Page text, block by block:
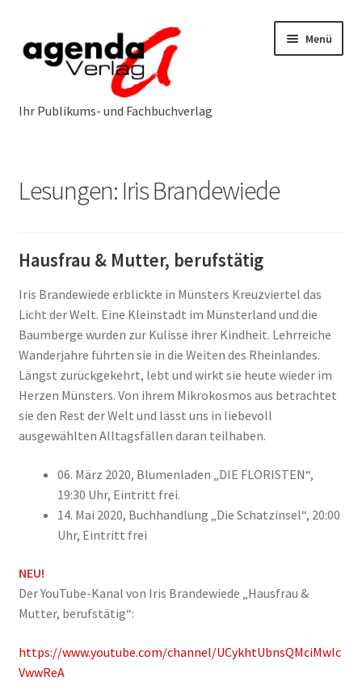
Navigation
springen
Inhalt
springen
Menü
Programm
Über uns
öffnen
Service & Vertrieb
öffnen
Lesungen: Iris Brandewiede
Hausfrau & Mutter, berufstätig
Iris Brandewiede erblickte in Münsters Kreuzviertel das
Licht der Welt. Eine Kleinstadt im Münsterland und die
Baumberge wurden zur Kulisse ihrer Kindheit. Lehrreiche
Wanderjahre führten sie in die Weiten des Rheinlandes.
Längst zurückgekehrt, lebt und wirkt sie heute wieder im
Herzen Münsters. Von ihrem Mikrokosmos aus betrachtet
sie den Rest der Welt und lässt uns in liebevoll
ausgewählten Alltagsfällen daran teilhaben.
06. März 2020, Blumenladen „DIE FLORISTEN“,
19:30 Uhr, Eintritt frei.
14. Mai 2020, Buchhandlung „Die Schatzinsel“, 20:00
Uhr, Eintritt frei
NEU!
Der YouTube-Kanal von Iris Brandewiede „Hausfrau &
Mutter, berufstätig“:
https://www.youtube.com/channel/UCykhtUbnsQMciMwIc
VwwReA